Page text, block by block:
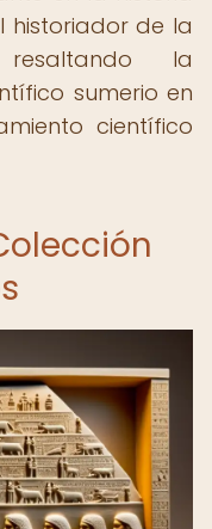
historiador de la
la
sumerio en
científico